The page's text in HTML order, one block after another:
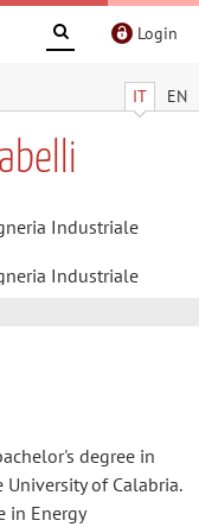
Login
IT EN
Industriale
Industriale
degree in
of Calabria.
in Energy